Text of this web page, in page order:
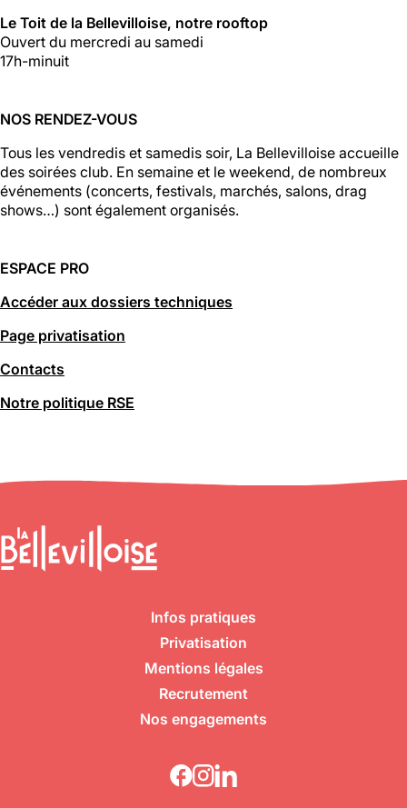
Le Toit de la Bellevilloise, notre rooftop
Ouvert du mercredi au samedi
17h-minuit
NOS RENDEZ-VOUS
Tous les vendredis et samedis soir, La Bellevilloise accueille
des soirées club. En semaine et le weekend, de nombreux
événements (concerts, festivals, marchés, salons, drag
shows…) sont également organisés.
ESPACE PRO
Accéder aux dossiers techniques
Page privatisation
Contacts
Notre politique RSE
Infos pratiques
Privatisation
Mentions légales
Recrutement
Nos engagements